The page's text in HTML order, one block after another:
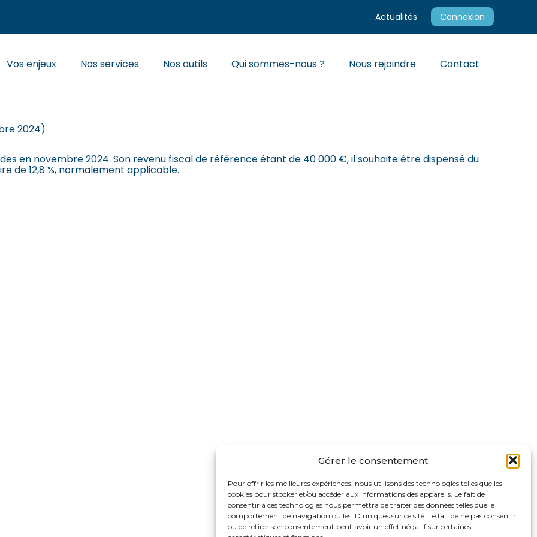
Gérer le consentement
Pour offrir les meilleures expériences, nous utilisons des technologies telles que les
cookies pour stocker et/ou accéder aux informations des appareils. Le fait de
consentir à ces technologies nous permettra de traiter des données telles que le
comportement de navigation ou les ID uniques sur ce site. Le fait de ne pas consentir
ou de retirer son consentement peut avoir un effet négatif sur certaines
Actualités Connexion
Principal
Vos enjeux Nos services Nos outils Qui sommes-nous ? Nous rejoindre Contact
2024)
en novembre 2024. Son revenu fiscal de référence étant de 40 000 €, il souhaite être dispensé du
de 12,8 %, normalement applicable.